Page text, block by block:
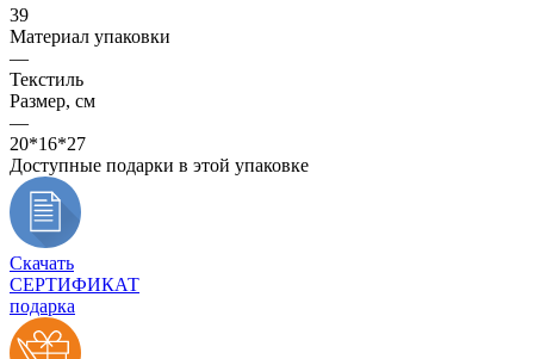
39
Материал упаковки
—
Текстиль
Размер, см
—
20*16*27
Доступные подарки в этой упаковке
Скачать
СЕРТИФИКАТ
подарка